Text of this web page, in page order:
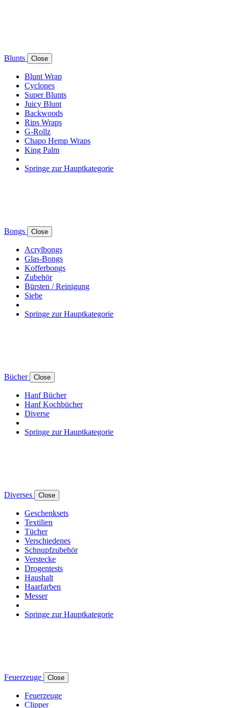
Blunts Close
Blunt Wrap
Cyclones
Super Blunts
Juicy Blunt
Backwoods
Rips Wraps
G-Rollz
Chapo Hemp Wraps
King Palm
Springe zur Hauptkategorie
Bongs Close
Acrylbongs
Glas-Bongs
Kofferbongs
Zubehör
Bürsten / Reinigung
Siebe
Springe zur Hauptkategorie
Bücher Close
Hanf Bücher
Hanf Kochbücher
Diverse
Springe zur Hauptkategorie
Diverses Close
Geschenksets
Textilien
Tücher
Verschiedenes
Schnupfzubehör
Verstecke
Drogentests
Haushalt
Haarfarben
Messer
Springe zur Hauptkategorie
Feuerzeuge Close
Feuerzeuge
Clipper